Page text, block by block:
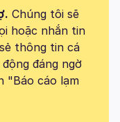
Chúng tôi sẽ
hoặc nhắn tin
thông tin cá
đáng ngờ
"Báo cáo lạm